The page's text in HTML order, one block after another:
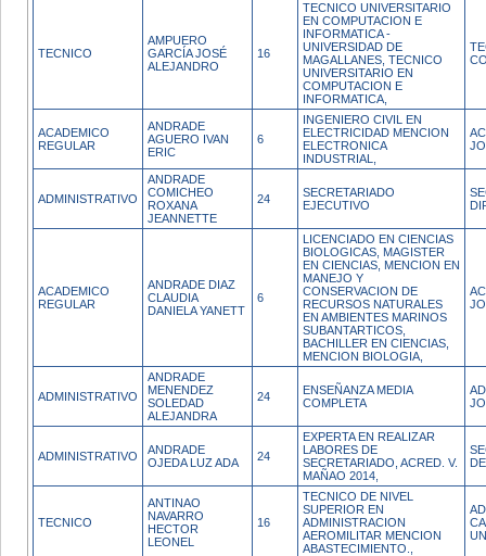
TECNICO
AMPUERO
GARCÍA JOSÉ
ALEJANDRO
16
TECNICO UNIVERSITARIO
EN COMPUTACION E
INFORMATICA -
UNIVERSIDAD DE
MAGALLANES, TECNICO
UNIVERSITARIO EN
COMPUTACION E
INFORMATICA,
ACADEMICO
REGULAR
ANDRADE
AGUERO IVAN
ERIC
6
INGENIERO CIVIL EN
ELECTRICIDAD MENCION
ELECTRONICA
INDUSTRIAL,
ADMINISTRATIVO
ANDRADE
COMICHEO
ROXANA
JEANNETTE
24
SECRETARIADO
EJECUTIVO
ACADEMICO
REGULAR
ANDRADE DIAZ
CLAUDIA
DANIELA YANETT
6
LICENCIADO EN CIENCIAS
BIOLOGICAS, MAGISTER
EN CIENCIAS, MENCION EN
MANEJO Y
CONSERVACION DE
RECURSOS NATURALES
EN AMBIENTES MARINOS
SUBANTARTICOS,
BACHILLER EN CIENCIAS,
MENCION BIOLOGIA,
ADMINISTRATIVO
ANDRADE
MENENDEZ
SOLEDAD
ALEJANDRA
24
ENSEÑANZA MEDIA
COMPLETA
ADMINISTRATIVO
ANDRADE
OJEDA LUZ ADA
24
EXPERTA EN REALIZAR
LABORES DE
SECRETARIADO, ACRED. V.
MAÑAO 2014,
TECNICO
ANTINAO
NAVARRO
HECTOR
LEONEL
16
TECNICO DE NIVEL
SUPERIOR EN
ADMINISTRACION
AEROMILITAR MENCION
ABASTECIMIENTO.,